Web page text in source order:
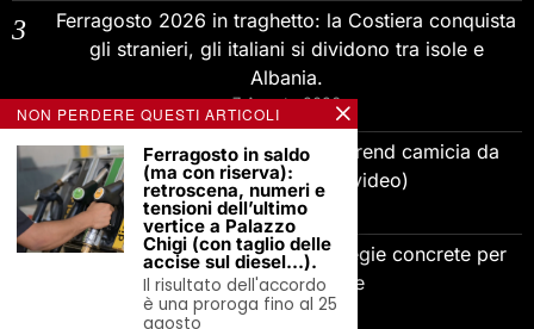
Ferragosto 2026 in traghetto: la Costiera conquista
gli stranieri, gli italiani si dividono tra isole e
Albania.
7 Agosto 2026
Relaxed Fit o Slim Fit? Quale il trend camicia da
uomo estate 2026? (video)
7 Agosto 2026
Come gestire la gelosia: 5 strategie concrete per
relazioni più sane
7 Agosto 2026
NON PERDERE QUESTI ARTICOLI
Ferragosto in saldo
(ma con riserva):
retroscena, numeri e
tensioni dell’ultimo
vertice a Palazzo
Chigi (con taglio delle
accise sul diesel…).
Il risultato dell'accordo
è una proroga fino al 25
agosto